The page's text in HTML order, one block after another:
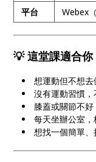
平台
Webex
💡 這堂課適合
想運動但不想去
沒有運動習慣
膝蓋或關節不
每天坐辦公室
想找一個簡單